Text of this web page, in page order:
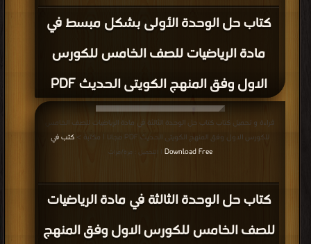
كتاب حل الوحدة الأولى بشكل مبسط في
مادة الرياضيات للصف الخامس للكورس
الاول وفق المنهج الكويتى الحديث PDF
كتاب حل الوحدة الثالثة في مادة الرياضيات
للصف الخامس للكورس الاول وفق المنهج
قراءة و تحميل كتاب كتاب حل الوحدة الثالثة في مادة الرياضيات للصف الخامس
للكورس الاول وفق المنهج الكويتى الحديث PDF مجانا | مكتبة >
كتب في
Download Free
| التحميل : مرة/مرات